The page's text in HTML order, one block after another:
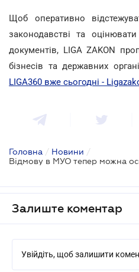
Щоб оперативно
законодавстві та
документів, LIGA ZAKON
бізнесів та державних
LIGA360 вже сьогодні -
Головна / Новини /
Залиште коментар
Увійдіть, щоб залишити